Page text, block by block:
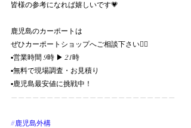
皆様の参考になれば嬉しいです💗
鹿児島のカーポートは
ぜひカーポートショップへご相談下さい💁‍♀️
▪️営業時間 9時 ▶︎ 21時
▪️無料で現場調査・お見積り
▪️鹿児島最安値に挑戦中！
———————————————————————
#鹿児島外構